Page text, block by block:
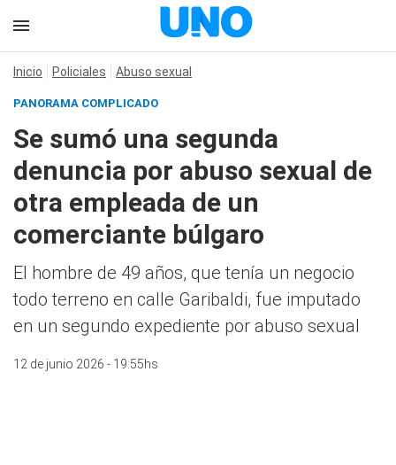
Inicio Policiales Abuso sexual
PANORAMA COMPLICADO
Se sumó una segunda
denuncia por abuso sexual de
otra empleada de un
comerciante búlgaro
El hombre de 49 años, que tenía un negocio
todo terreno en calle Garibaldi, fue imputado
en un segundo expediente por abuso sexual
12 de junio 2026 - 19:55hs